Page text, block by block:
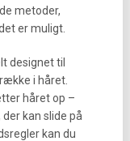
metoder,
er muligt.
designet til
i håret.
håret op –
kan slide på
kan du